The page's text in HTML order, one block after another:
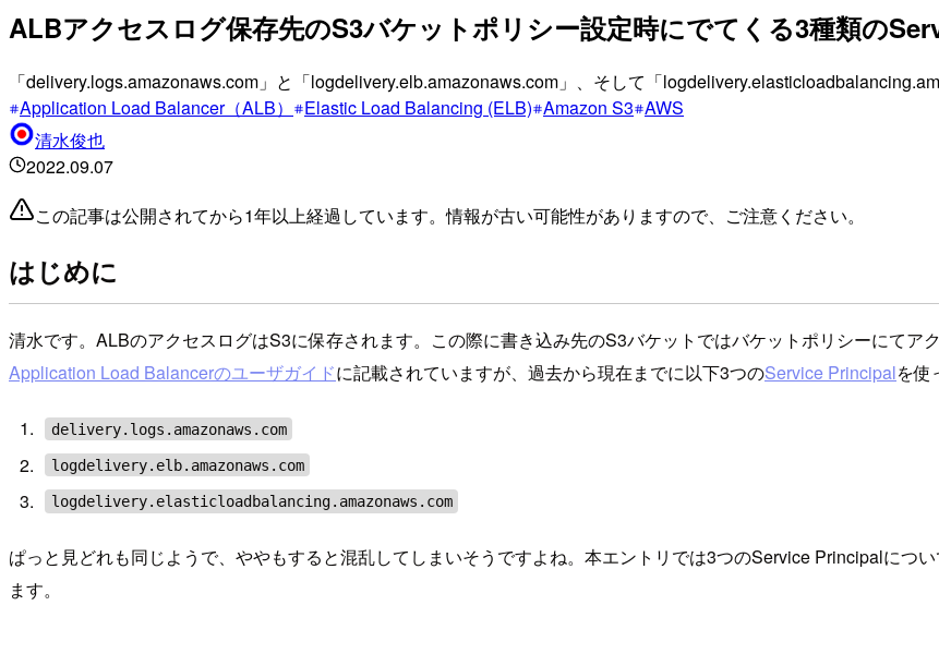
ALBアクセスログ保存先のS3バケットポリシー設定時にでてくる3種類の
「delivery.logs.amazonaws.com」と「logdelivery.elb.amazonaws.com」、そして「
Application Load Balancer（ALB）
Elastic Load Balancing (ELB) Amazon S3 AWS
清水俊也
2022.09.07
この記事は公開されてから1年以上経過しています。情報が古い可能性がありますので、ご注意ください。
はじめに
清水です。ALBのアクセスログはS3に保存されます。この際に書き込み先のS3バケットではバケットポリシーにてア
Application Load Balancerのユーザガイドに記載されていますが、過去から現在までに以下3つのService Principalを使
delivery.logs.amazonaws.com
logdelivery.elb.amazonaws.com
logdelivery.elasticloadbalancing.amazonaws.com
ぱっと見どれも同じようで、ややもすると混乱してしまいそうですよね。本エントリでは3つのService Principalにつ
ます。